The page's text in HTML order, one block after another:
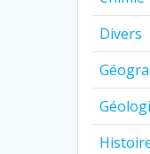
Divers